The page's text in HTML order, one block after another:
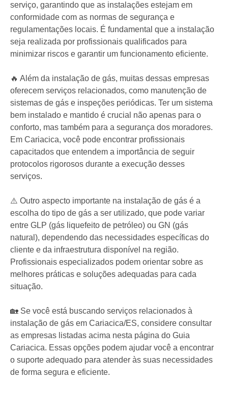
serviço, garantindo que as instalações estejam em
conformidade com as normas de segurança e
regulamentações locais. É fundamental que a instalação
seja realizada por profissionais qualificados para
minimizar riscos e garantir um funcionamento eficiente.
🔥 Além da instalação de gás, muitas dessas empresas
oferecem serviços relacionados, como manutenção de
sistemas de gás e inspeções periódicas. Ter um sistema
bem instalado e mantido é crucial não apenas para o
conforto, mas também para a segurança dos moradores.
Em Cariacica, você pode encontrar profissionais
capacitados que entendem a importância de seguir
protocolos rigorosos durante a execução desses
serviços.
⚠️ Outro aspecto importante na instalação de gás é a
escolha do tipo de gás a ser utilizado, que pode variar
entre GLP (gás liquefeito de petróleo) ou GN (gás
natural), dependendo das necessidades específicas do
cliente e da infraestrutura disponível na região.
Profissionais especializados podem orientar sobre as
melhores práticas e soluções adequadas para cada
situação.
🏡 Se você está buscando serviços relacionados à
instalação de gás em Cariacica/ES, considere consultar
as empresas listadas acima nesta página do Guia
Cariacica. Essas opções podem ajudar você a encontrar
o suporte adequado para atender às suas necessidades
de forma segura e eficiente.